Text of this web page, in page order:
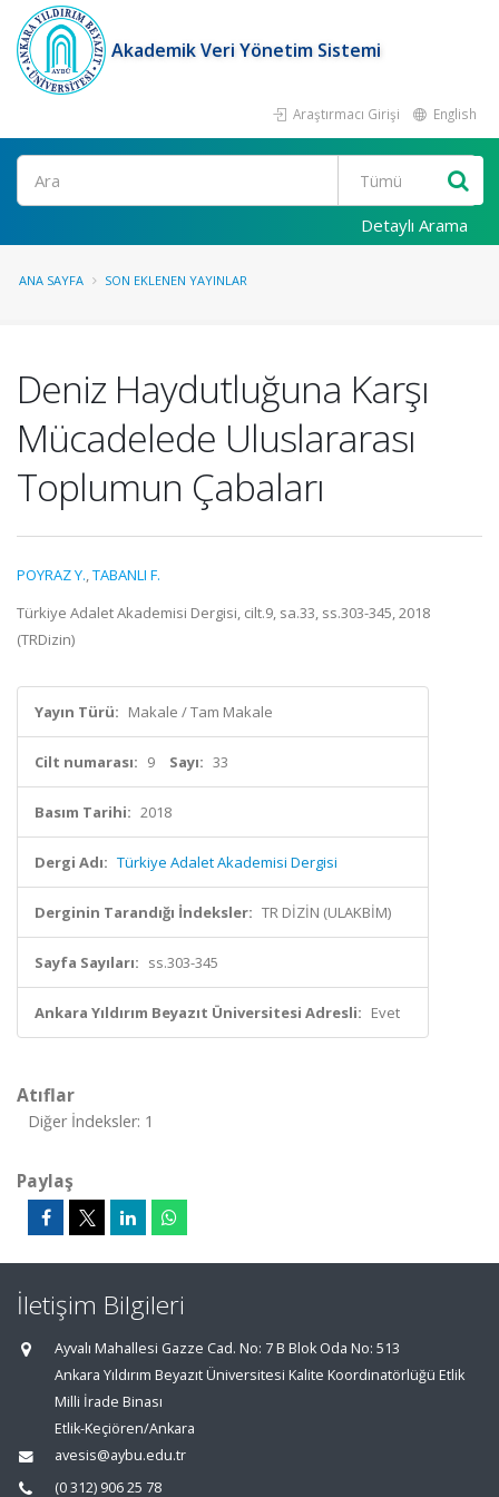
Akademik Veri Yönetim Sistemi
Araştırmacı Girişi English
Ara
Detaylı Arama
ANA SAYFA SON EKLENEN YAYINLAR
Deniz Haydutluğuna Karşı
Mücadelede Uluslararası
Toplumun Çabaları
POYRAZ Y.,TABANLI F.
Türkiye Adalet Akademisi Dergisi, cilt.9, sa.33, ss.303-345, 2018
(TRDizin)
Yayın Türü: Makale / Tam Makale
Cilt numarası: 9 Sayı: 33
Basım Tarihi: 2018
Dergi Adı: Türkiye Adalet Akademisi Dergisi
Derginin Tarandığı İndeksler: TR DİZİN (ULAKBİM)
Sayfa Sayıları: ss.303-345
Ankara Yıldırım Beyazıt Üniversitesi Adresli: Evet
Atıflar
Diğer İndeksler: 1
Paylaş
İletişim Bilgileri
Ayvalı Mahallesi Gazze Cad. No: 7 B Blok Oda No: 513
Ankara Yıldırım Beyazıt Üniversitesi Kalite Koordinatörlüğü Etlik
Milli İrade Binası
Etlik-Keçiören/Ankara
avesis@aybu.edu.tr
(0 312) 906 25 78